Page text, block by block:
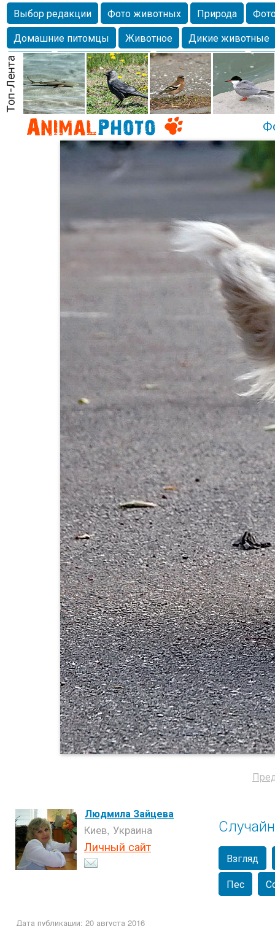
Выбор редакции Фото животных Природа
Домашние питомцы
Животное
Дикие животные
Собаки
Alexanderandronik Млекопитающие
Морда
Собачка Осень Портрет
Домашние
Насекомое
Коты Lebert Дикие птицы Утка
Людмила Зайцева
Киев, Украина
Личный сайт
Взгляд
Пес
Дата публикации: 20 августа 2016